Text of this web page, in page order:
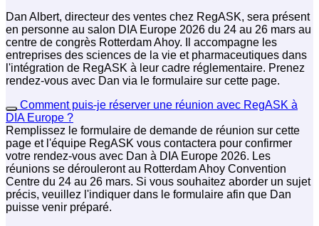
Dan Albert, directeur des ventes chez RegASK, sera présent
en personne au salon DIA Europe 2026 du 24 au 26 mars au
centre de congrès Rotterdam Ahoy. Il accompagne les
entreprises des sciences de la vie et pharmaceutiques dans
l'intégration de RegASK à leur cadre réglementaire. Prenez
rendez-vous avec Dan via le formulaire sur cette page.
Comment puis-je réserver une réunion avec RegASK à
DIA Europe ?
Remplissez le formulaire de demande de réunion sur cette
page et l'équipe RegASK vous contactera pour confirmer
votre rendez-vous avec Dan à DIA Europe 2026. Les
réunions se dérouleront au Rotterdam Ahoy Convention
Centre du 24 au 26 mars. Si vous souhaitez aborder un sujet
précis, veuillez l'indiquer dans le formulaire afin que Dan
puisse venir préparé.